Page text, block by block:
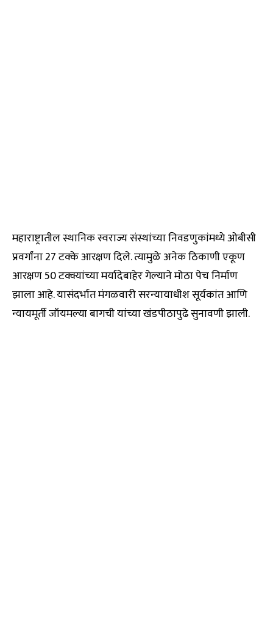
महाराष्ट्रातील स्थानिक स्वराज्य संस्थांच्या निवडणुकांमध्ये ओबीसी
प्रवर्गांना 27 टक्के आरक्षण दिले. त्यामुळे अनेक ठिकाणी एकूण
आरक्षण 50 टक्क्यांच्या मर्यादेबाहेर गेल्याने मोठा पेच निर्माण
झाला आहे. यासंदर्भात मंगळवारी सरन्यायाधीश सूर्यकांत आणि
न्यायमूर्ती जॉयमल्या बागची यांच्या खंडपीठापुढे सुनावणी झाली.